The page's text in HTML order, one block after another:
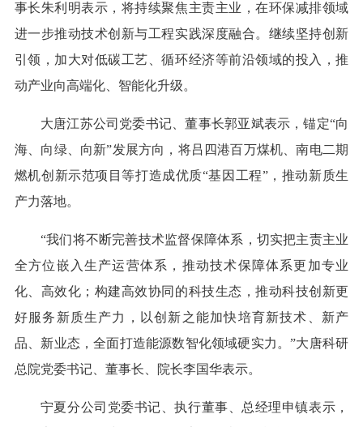
事长朱利明表示，将持续聚焦主责主业，在环保减排领域
进一步推动技术创新与工程实践深度融合。继续坚持创新
引领，加大对低碳工艺、循环经济等前沿领域的投入，推
动产业向高端化、智能化升级。
大唐江苏公司党委书记、董事长郭亚斌表示，锚定“向
海、向绿、向新”发展方向，将吕四港百万煤机、南电二期
燃机创新示范项目等打造成优质“基因工程”，推动新质生
产力落地。
“我们将不断完善技术监督保障体系，切实把主责主业
全方位嵌入生产运营体系，推动技术保障体系更加专业
化、高效化；构建高效协同的科技生态，推动科技创新更
好服务新质生产力，以创新之能加快培育新技术、新产
品、新业态，全面打造能源数智化领域硬实力。”大唐科研
总院党委书记、董事长、院长李国华表示。
宁夏分公司党委书记、执行董事、总经理申镇表示，